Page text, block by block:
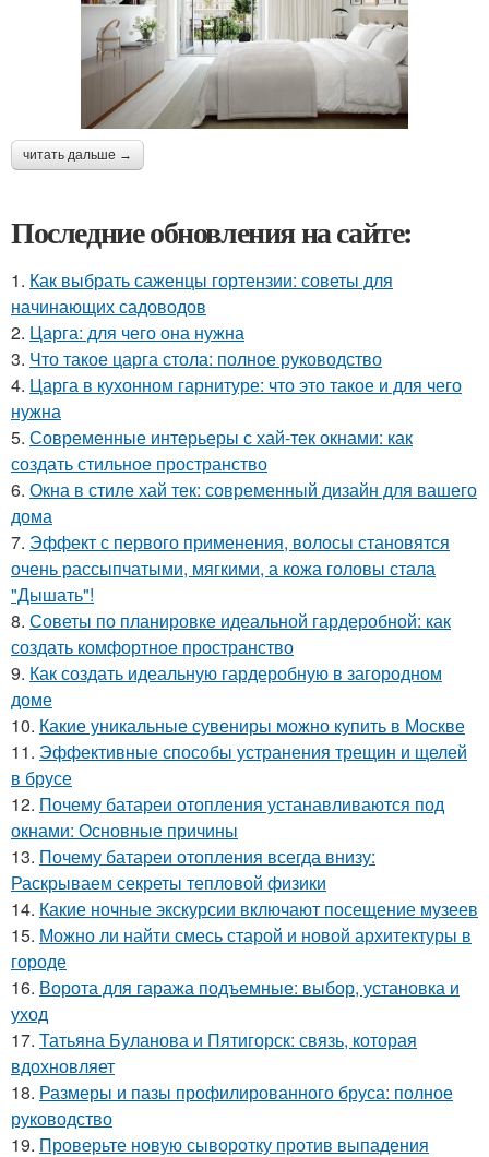
читать дальше →
Последние обновления на сайте:
1. Как выбрать саженцы гортензии: советы для
начинающих садоводов
2. Царга: для чего она нужна
3. Что такое царга стола: полное руководство
4. Царга в кухонном гарнитуре: что это такое и для чего
нужна
5. Современные интерьеры с хай-тек окнами: как
создать стильное пространство
6. Окна в стиле хай тек: современный дизайн для вашего
дома
7. Эффект с первого применения, волосы становятся
очень рассыпчатыми, мягкими, а кожа головы стала
"Дышать"!
8. Советы по планировке идеальной гардеробной: как
создать комфортное пространство
9. Как создать идеальную гардеробную в загородном
доме
10. Какие уникальные сувениры можно купить в Москве
11. Эффективные способы устранения трещин и щелей
в брусе
12. Почему батареи отопления устанавливаются под
окнами: Основные причины
13. Почему батареи отопления всегда внизу:
Раскрываем секреты тепловой физики
14. Какие ночные экскурсии включают посещение музеев
15. Можно ли найти смесь старой и новой архитектуры в
городе
16. Ворота для гаража подъемные: выбор, установка и
уход
17. Татьяна Буланова и Пятигорск: связь, которая
вдохновляет
18. Размеры и пазы профилированного бруса: полное
руководство
19. Проверьте новую сыворотку против выпадения